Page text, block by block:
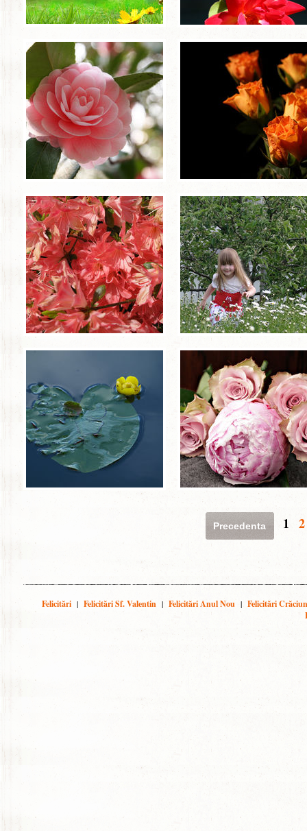
Precedenta 1 2
Felicitări | Felicitări Sf. Valentin | Felicitări Anul Nou | Felicitări